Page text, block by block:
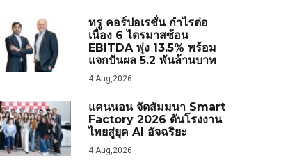
ทรู คอร์ปอเรชั่น กำไรต่อ
เนื่อง 6 ไตรมาสซ้อน
EBITDA พุ่ง 13.5% พร้อม
แจกปันผล 5.2 พันล้านบาท
4 Aug,2026
แคนนอน จัดสัมมนา Smart
Factory 2026 ดันโรงงาน
ไทยสู่ยุค AI อัจฉริยะ
4 Aug,2026